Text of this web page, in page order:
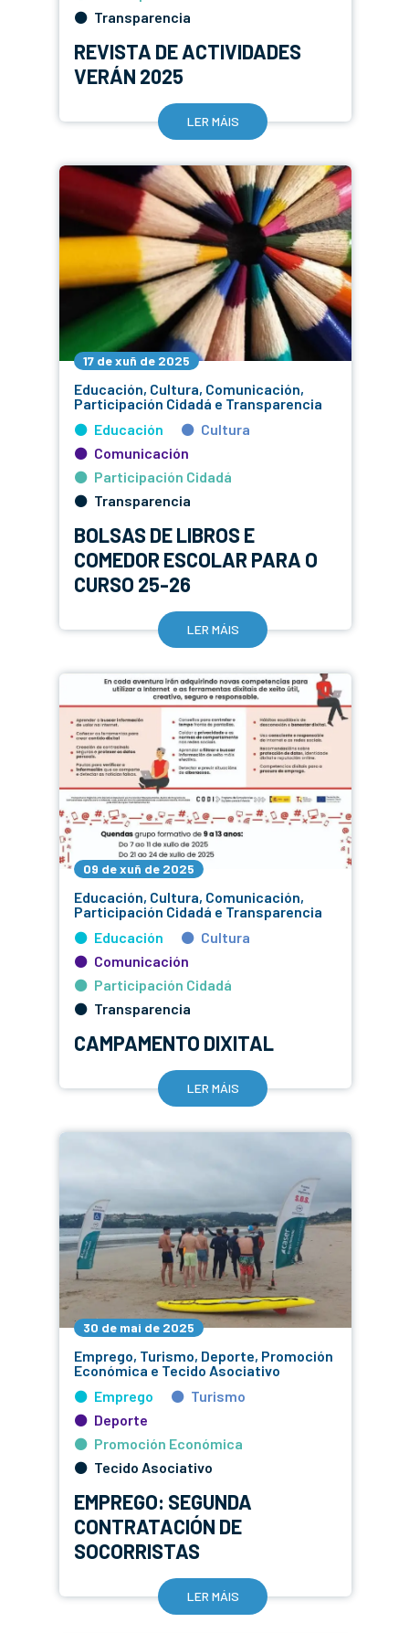
Transparencia
REVISTA DE ACTIVIDADES
VERÁN 2025
LER MÁIS
17 de xuñ de 2025
Educación, Cultura, Comunicación,
Participación Cidadá e Transparencia
Educación
Cultura
Comunicación
Participación Cidadá
Transparencia
BOLSAS DE LIBROS E
COMEDOR ESCOLAR PARA O
CURSO 25-26
LER MÁIS
09 de xuñ de 2025
Educación, Cultura, Comunicación,
Participación Cidadá e Transparencia
Educación
Cultura
Comunicación
Participación Cidadá
Transparencia
CAMPAMENTO DIXITAL
LER MÁIS
30 de mai de 2025
Emprego, Turismo, Deporte, Promoción
Económica e Tecido Asociativo
Emprego
Turismo
Deporte
Promoción Económica
Tecido Asociativo
EMPREGO: SEGUNDA
CONTRATACIÓN DE
SOCORRISTAS
LER MÁIS